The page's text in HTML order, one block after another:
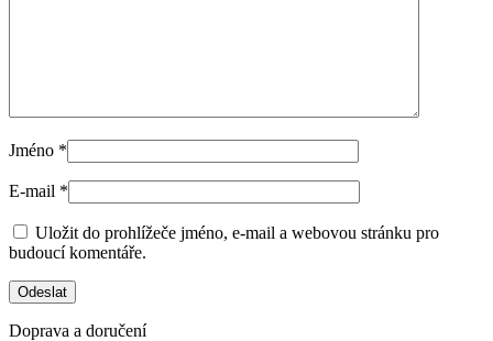
Jméno *
E-mail *
Uložit do prohlížeče jméno, e-mail a webovou stránku pro
budoucí komentáře.
Doprava a doručení